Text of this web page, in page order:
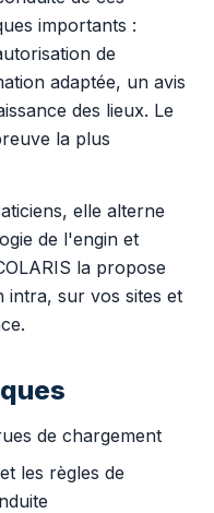
importants :
de
adaptée, un avis
des lieux. Le
la plus
elle alterne
de l'engin et
la propose
intra, sur vos sites et
de chargement
les règles de